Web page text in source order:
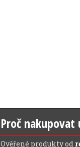
Proč nakupovat
Ověřené produkty od